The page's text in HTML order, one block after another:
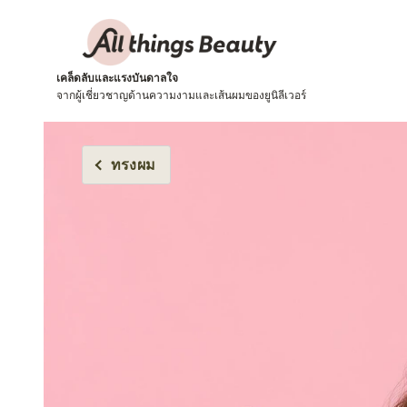
เคล็ดลับและแรงบันดาลใจ
จากผู้เชี่ยวชาญด้านความงามและเส้นผมของยูนิลีเวอร์
ทรงผม